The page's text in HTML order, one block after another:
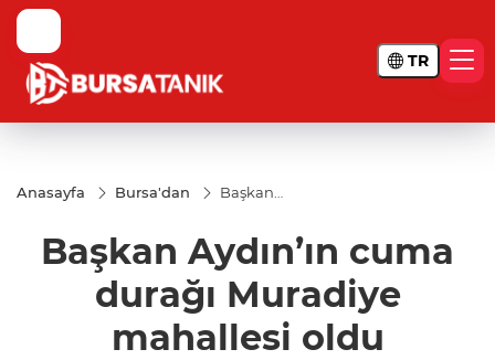
TR
Anasayfa Bursa'dan
Başkan
durağı
Muradiye
mahallesi
oldu
Başkan Aydın’ın cuma
durağı Muradiye
mahallesi oldu